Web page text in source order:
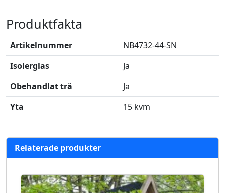
Produktfakta
Artikelnummer
NB4732-44-SN
Isolerglas
Ja
Obehandlat trä
Ja
Yta
15 kvm
Relaterade produkter